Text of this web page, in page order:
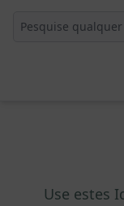
Use estes